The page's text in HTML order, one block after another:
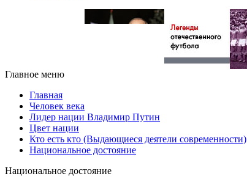
Главное меню
Главная
Человек века
Лидер нации Владимир Путин
Цвет нации
Кто есть кто (Выдающиеся деятели современности)
Национальное достояние
Национальное достояние